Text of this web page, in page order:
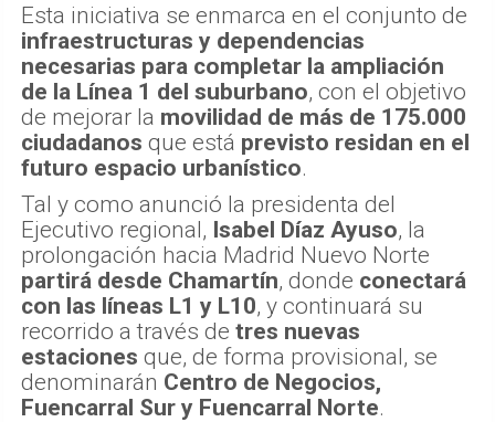
Esta iniciativa se enmarca en el conjunto de
infraestructuras y dependencias
necesarias para completar la ampliación
de la Línea 1 del suburbano, con el objetivo
de mejorar la movilidad de más de 175.000
ciudadanos que está previsto residan en el
futuro espacio urbanístico.
Tal y como anunció la presidenta del
Ejecutivo regional, Isabel Díaz Ayuso, la
prolongación hacia Madrid Nuevo Norte
partirá desde Chamartín, donde conectará
con las líneas L1 y L10, y continuará su
recorrido a través de tres nuevas
estaciones que, de forma provisional, se
denominarán Centro de Negocios,
Fuencarral Sur y Fuencarral Norte.